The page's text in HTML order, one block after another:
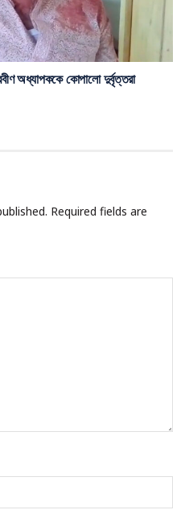
অধ্যাপককে কোপালো দুর্বৃত্তরা
Required fields are